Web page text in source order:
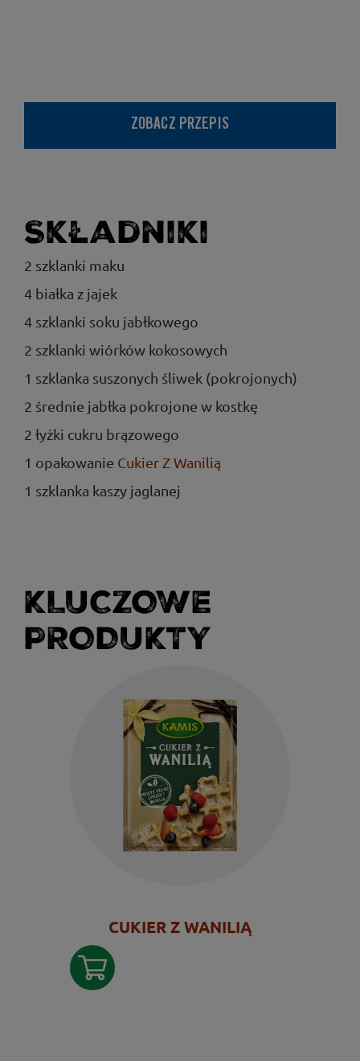
ZOBACZ PRZEPIS
Składniki
2 szklanki maku
4 białka z jajek
4 szklanki soku jabłkowego
2 szklanki wiórków kokosowych
1 szklanka suszonych śliwek (pokrojonych)
2 średnie jabłka pokrojone w kostkę
2 łyżki cukru brązowego
1 opakowanie Cukier Z Wanilią
1 szklanka kaszy jaglanej
KLUCZOWE
PRODUKTY
CUKIER Z WANILIĄ